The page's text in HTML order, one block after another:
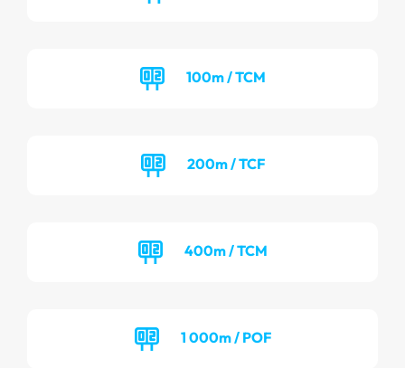
100m / TCM
200m / TCF
400m / TCM
1 000m / POF